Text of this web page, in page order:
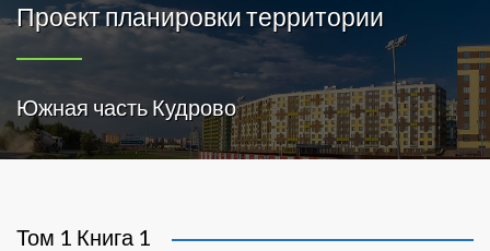
Проект планировки территории
Южная часть Кудрово
Том 1 Книга 1